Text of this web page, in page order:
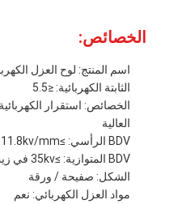
الخصائص:
اسم المنتج: لوح العزل
الثابتة الكهربائية: ≤5.5
الخصائص: استقرار الكهربائية
العالية
BDV الرأسي: ≥11.8kv/mm في زيت من 90 °C
BDV المتوازية: ≥35kv في زيت 90 °C
الشكل: صفيحة / ورقة
مواد العزل الكهربائي: نعم